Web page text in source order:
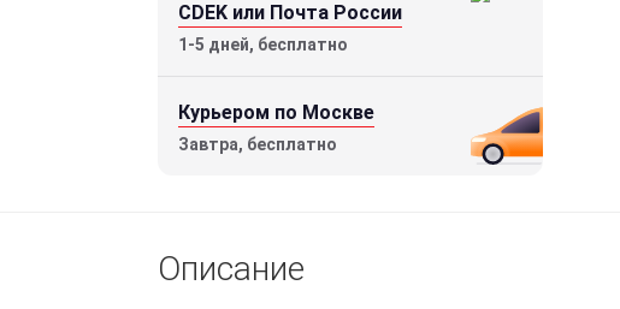
CDEK или Почта России
1-5 дней, бесплатно
Курьером по Москве
Завтра, бесплатно
9×42 (сетка 74 с подсветкой)
15000 р.
Описание